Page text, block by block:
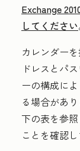
Exchange
してください
カレンダー
ドレスとパ
ーの構成に
る場合があ
下の表を参
ことを確認し